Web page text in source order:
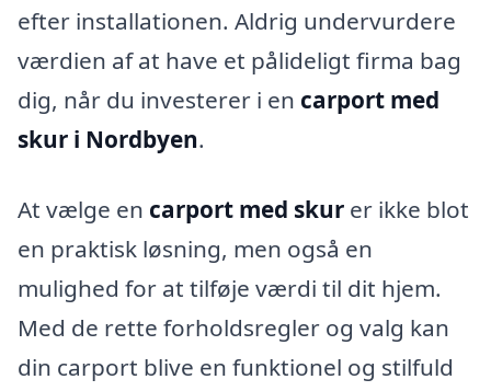
efter installationen. Aldrig undervurdere
værdien af at have et pålideligt firma bag
dig, når du investerer i en carport med
skur i Nordbyen.
At vælge en carport med skur er ikke blot
en praktisk løsning, men også en
mulighed for at tilføje værdi til dit hjem.
Med de rette forholdsregler og valg kan
din carport blive en funktionel og stilfuld